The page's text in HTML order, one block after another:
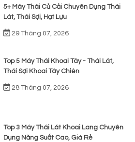
5+ Máy Thái Củ Cải Chuyên Dụng Thái
Lát, Thái Sợi, Hạt Lựu
29 Tháng 07, 2026
Top 5 Máy Thái Khoai Tây - Thái Lát,
Thái Sợi Khoai Tây Chiên
28 Tháng 07, 2026
Top 3 Máy Thái Lát Khoai Lang Chuyên
Dụng Năng Suất Cao, Giá Rẻ